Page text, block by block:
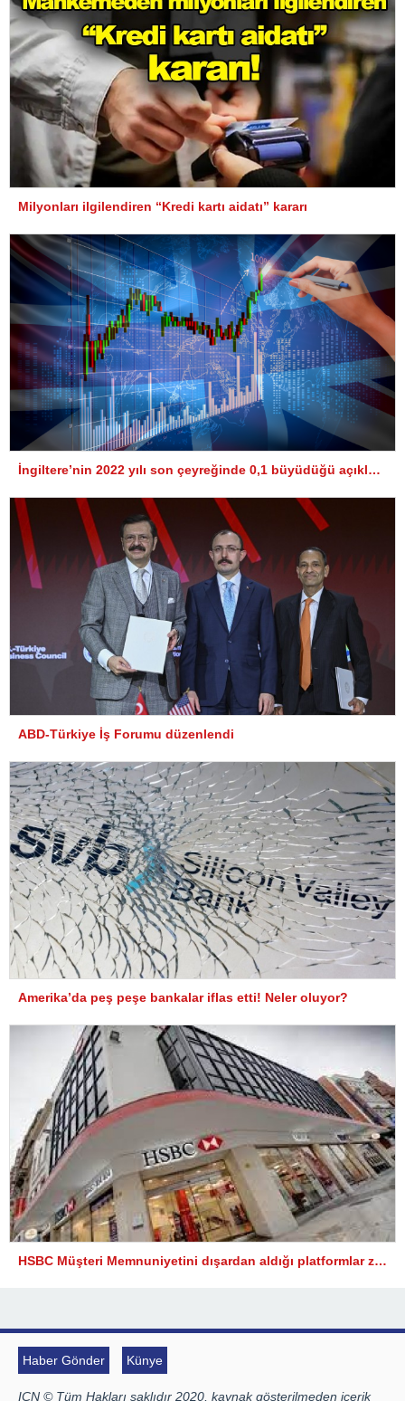
Milyonları ilgilendiren “Kredi kartı aidatı” kararı
İngiltere’nin 2022 yılı son çeyreğinde 0,1 büyüdüğü açıklandı
ABD-Türkiye İş Forumu düzenlendi
Amerika’da peş peşe bankalar iflas etti! Neler oluyor?
HSBC Müşteri Memnuniyetini dışardan aldığı platformlar zedeliyor
Haber Gönder Künye
ICN © Tüm Hakları saklıdır 2020, kaynak gösterilmeden içerik